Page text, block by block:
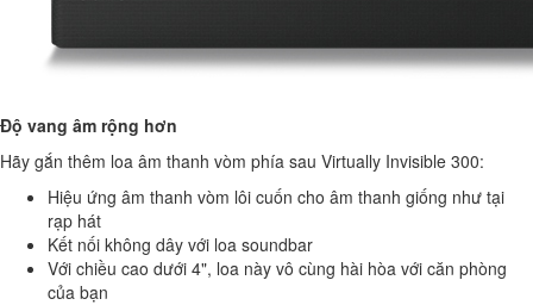
Độ vang âm rộng hơn
Hãy gắn thêm loa âm thanh vòm phía sau Virtually Invisible 300:
Hiệu ứng âm thanh vòm lôi cuốn cho âm thanh giống như tại
rạp hát
Kết nối không dây với loa soundbar
Với chiều cao dưới 4", loa này vô cùng hài hòa với căn phòng
của bạn